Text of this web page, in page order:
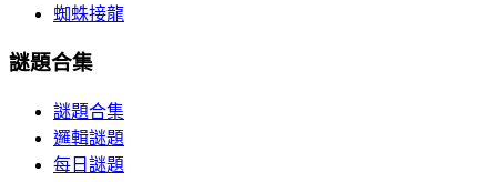
蜘蛛接龍
謎題合集
謎題合集
邏輯謎題
每日謎題